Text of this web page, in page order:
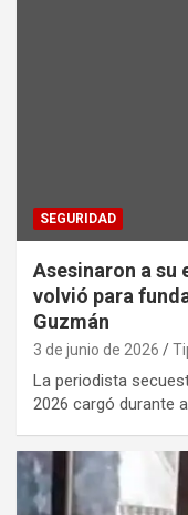
SEGURIDAD
Asesinaron a su
volvió para
Guzmán
3 de junio de 2026
La periodista
2026 cargó durante